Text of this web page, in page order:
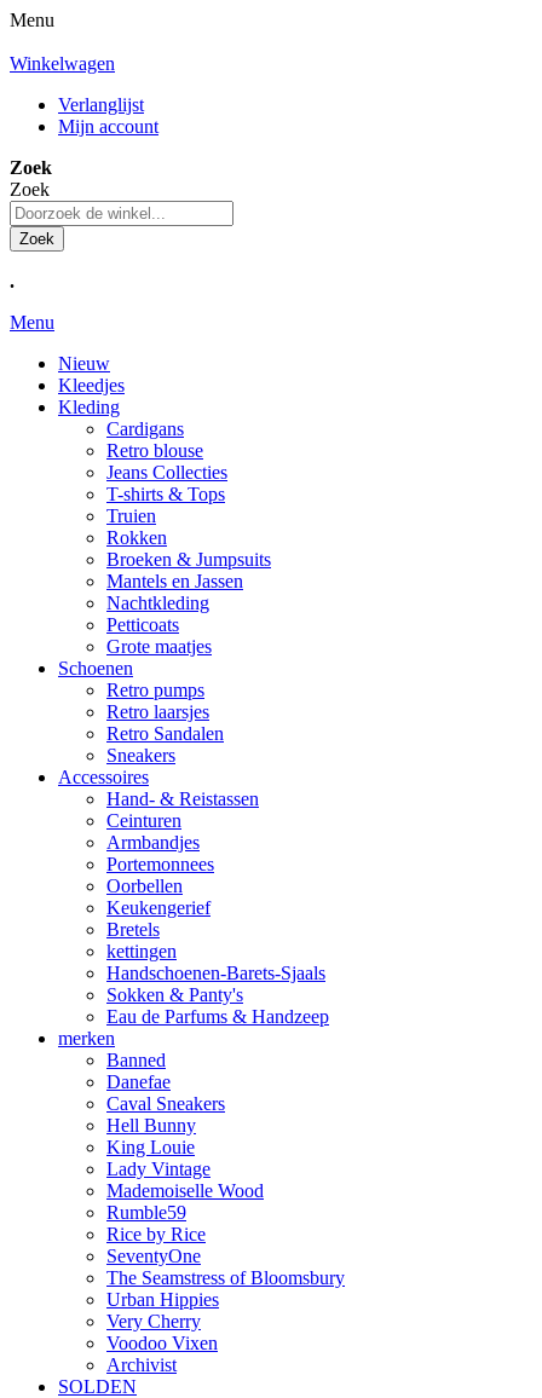
Menu
Winkelwagen
Verlanglijst
Mijn account
Zoek
Zoek
Zoek
.
Menu
Nieuw
Kleedjes
Kleding
Cardigans
Retro blouse
Jeans Collecties
T-shirts & Tops
Truien
Rokken
Broeken & Jumpsuits
Mantels en Jassen
Nachtkleding
Petticoats
Grote maatjes
Schoenen
Retro pumps
Retro laarsjes
Retro Sandalen
Sneakers
Accessoires
Hand- & Reistassen
Ceinturen
Armbandjes
Portemonnees
Oorbellen
Keukengerief
Bretels
kettingen
Handschoenen-Barets-Sjaals
Sokken & Panty's
Eau de Parfums & Handzeep
merken
Banned
Danefae
Caval Sneakers
Hell Bunny
King Louie
Lady Vintage
Mademoiselle Wood
Rumble59
Rice by Rice
SeventyOne
The Seamstress of Bloomsbury
Urban Hippies
Very Cherry
Voodoo Vixen
Archivist
SOLDEN